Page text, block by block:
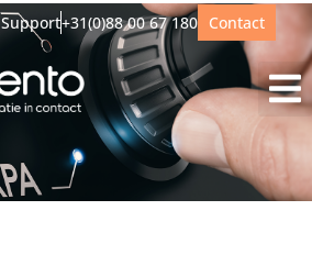
Support+31(0)88 00 67 180 Contact